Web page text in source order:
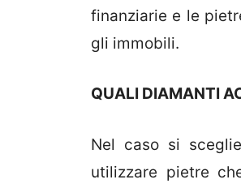
finanziarie e le
gli immobili.
QUALI DIAMANTI
Nel caso si
utilizzare pietre